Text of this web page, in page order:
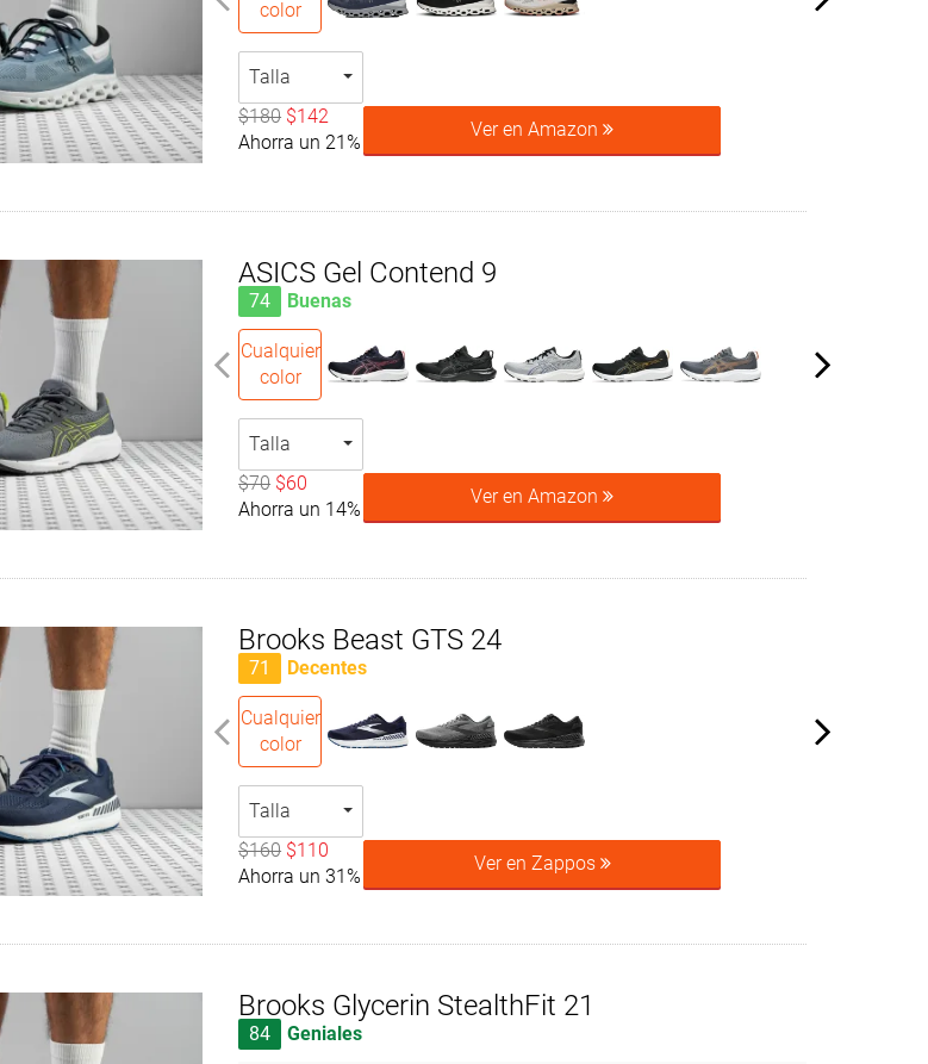
color
Talla
$180 $142
Ahorra un 21%
Ver en Amazon
ASICS Gel Contend 9
74 Buenas
Cualquier
color
Talla
$70 $60
Ahorra un 14%
Ver en Amazon
Brooks Beast GTS 24
71 Decentes
Cualquier
color
Talla
$160 $110
Ahorra un 31%
Ver en Zappos
Brooks Glycerin StealthFit 21
84 Geniales